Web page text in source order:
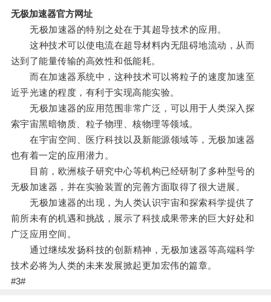
无极加速器官方网址
无极加速器的特别之处在于其超导技术的应用。
这种技术可以使电流在超导材料内无阻碍地流动，从而
达到了能量传输的高效性和低能耗。
而在加速器系统中，这种技术可以将粒子的速度加速至
近乎光速的程度，有利于实现高能实验。
无极加速器的应用范围非常广泛，可以用于人类深入探
索宇宙黑暗物质、粒子物理、核物理等领域。
在宇宙空间、医疗科技以及新能源领域等，无极加速器
也有着一定的应用潜力。
目前，欧洲核子研究中心等机构已经研制了多种型号的
无极加速器，并在实验装置的完善方面取得了很大进展。
无极加速器的出现，为人类认识宇宙和探索科学提供了
前所未有的机遇和挑战，展示了科技成果带来的巨大好处和
广泛应用空间。
通过继续发扬科技的创新精神，无极加速器等高端科学
技术必将为人类的未来发展掀起更加宏伟的篇章。
#3#